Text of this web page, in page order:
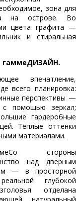
зона для
на острове. Во
цвета графита —
и стиральная
ДИЗАЙН.
впечатление,
всего планировка:
перспективы —
с помощью зеркал;
гардеробные
Тёплые оттенки
материалами.
Со стороны
над дверным
— в просторной
глубокой
отделана